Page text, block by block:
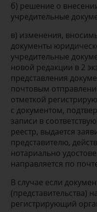
б) решение о
учредительные
в) изменения,
документы
учредительные
новой редакции в 2
представления
почтовым
отметкой
с документом,
записи в
реестр, выдается
представителю,
нотариально
направляется по
В случае если
(представительства)
регистрирующий